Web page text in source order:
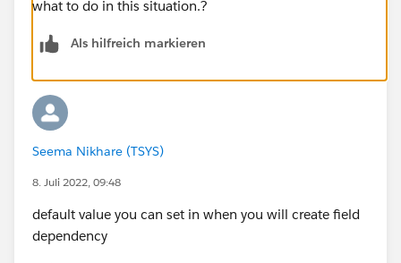
what to do in this situation.?
Als hilfreich markieren
Seema Nikhare (TSYS)
8. Juli 2022, 09:48
default value you can set in when you will create field
dependency